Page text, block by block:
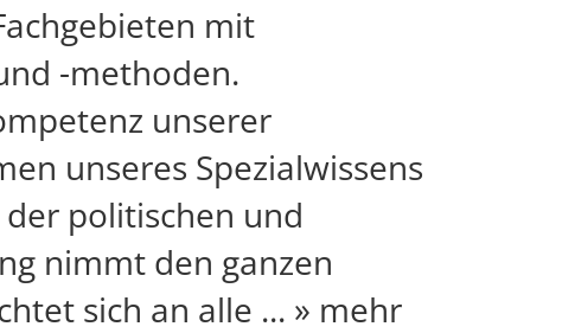
mit
-methoden.
unserer
unseres Spezialwissens
politischen und
nimmt den ganzen
sich an alle ... » mehr